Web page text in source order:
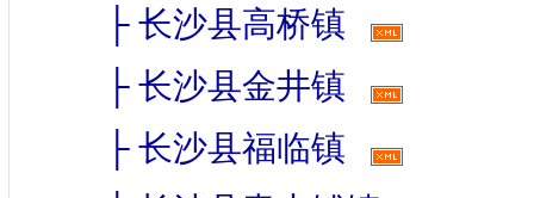
├ 长沙县高桥镇
├ 长沙县金井镇
├ 长沙县福临镇